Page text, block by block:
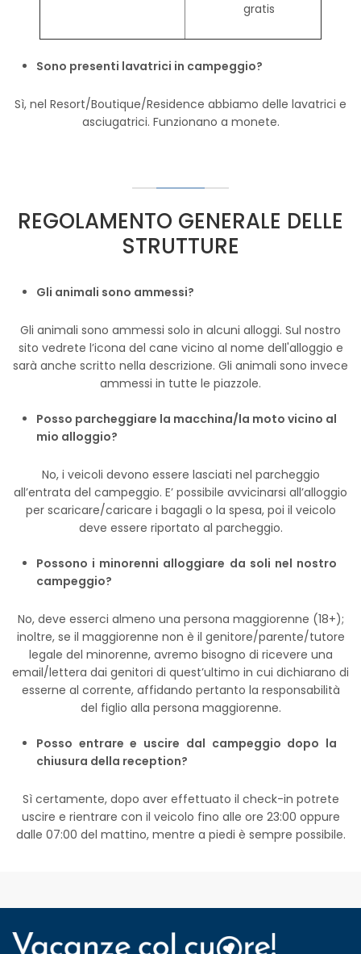
gratis
Sono presenti lavatrici in campeggio?
Sì, nel Resort/Boutique/Residence abbiamo delle lavatrici e
asciugatrici. Funzionano a monete.
REGOLAMENTO GENERALE DELLE
STRUTTURE
Gli animali sono ammessi?
Gli animali sono ammessi solo in alcuni alloggi. Sul nostro
sito vedrete l’icona del cane vicino al nome dell'alloggio e
sarà anche scritto nella descrizione. Gli animali sono invece
ammessi in tutte le piazzole.
Posso parcheggiare la macchina/la moto vicino al
mio alloggio?
No, i veicoli devono essere lasciati nel parcheggio
all’entrata del campeggio. E’ possibile avvicinarsi all’alloggio
per scaricare/caricare i bagagli o la spesa, poi il veicolo
deve essere riportato al parcheggio.
Possono i minorenni alloggiare da soli nel nostro
campeggio?
No, deve esserci almeno una persona maggiorenne (18+);
inoltre, se il maggiorenne non è il genitore/parente/tutore
legale del minorenne, avremo bisogno di ricevere una
email/lettera dai genitori di quest’ultimo in cui dichiarano di
esserne al corrente, affidando pertanto la responsabilità
del figlio alla persona maggiorenne.
Posso entrare e uscire dal campeggio dopo la
chiusura della reception?
Sì certamente, dopo aver effettuato il check-in potrete
uscire e rientrare con il veicolo fino alle ore 23:00 oppure
dalle 07:00 del mattino, mentre a piedi è sempre possibile.